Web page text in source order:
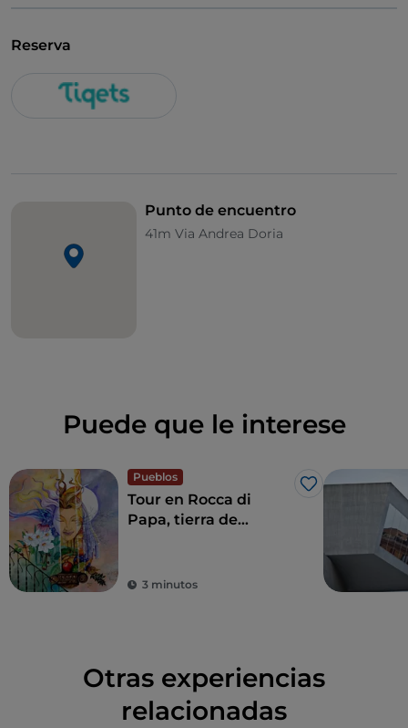
Reserva
Punto de encuentro
41m Via Andrea Doria
Puede que le interese
Pueblos
Me gusta
Tour en Rocca di
Papa, tierra de
3 minutos
Otras experiencias
relacionadas